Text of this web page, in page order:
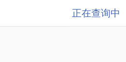
正在查询中